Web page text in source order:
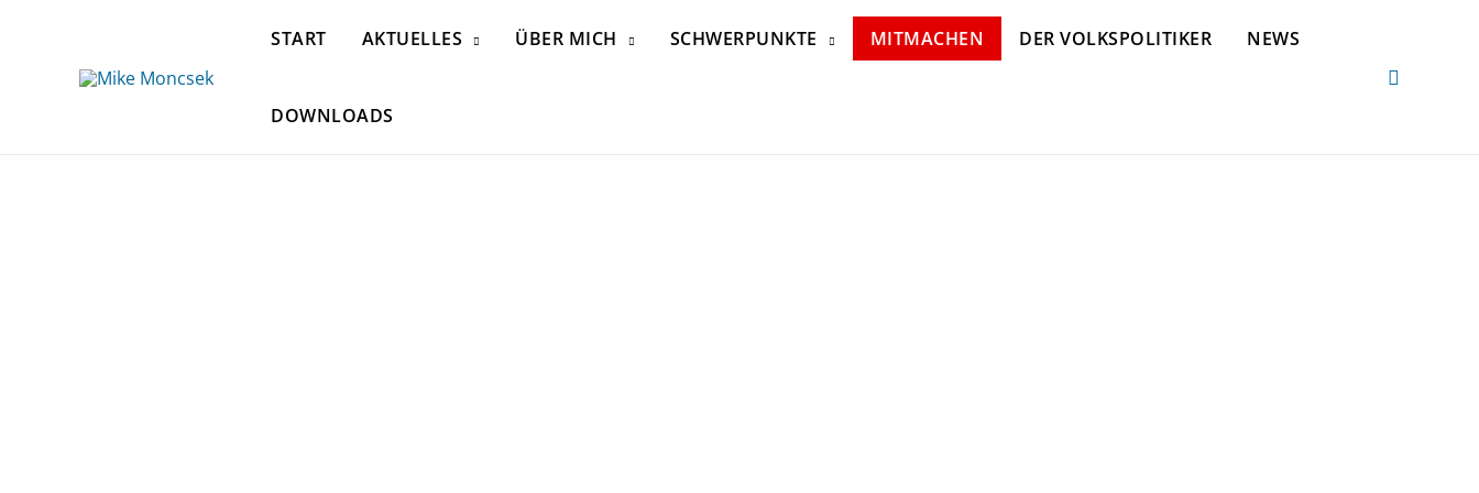
START AKTUELLES ÜBER MICH SCHWERPUNKTE MITMACHEN DER VOLKSPOLITIKER NEWS
DOWNLOADS